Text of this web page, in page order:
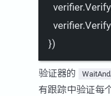
})
验证器的
有跟踪中验证每